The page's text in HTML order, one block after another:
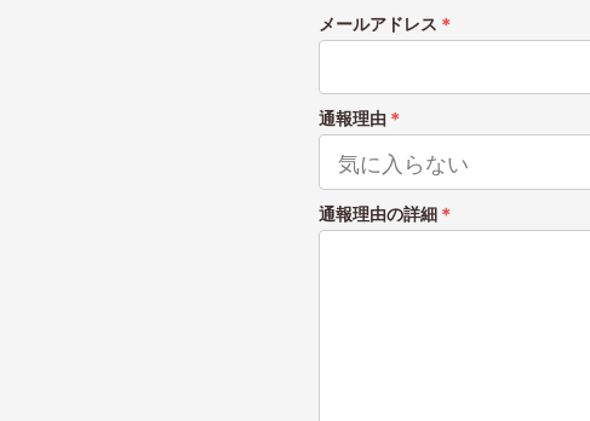
メールアドレス ＊
通報理由 ＊
通報理由の詳細 ＊